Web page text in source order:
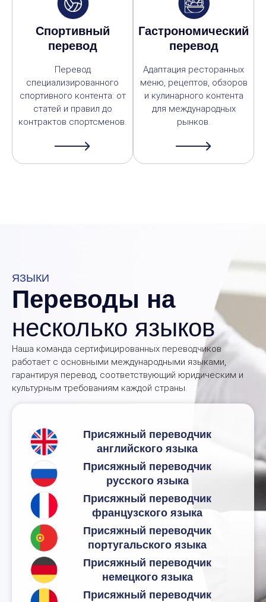
Спортивный
перевод
Перевод
специализированного
спортивного контента: от
статей и правил до
контрактов спортсменов.
Гастрономический
перевод
Адаптация ресторанных
меню, рецептов, обзоров
и кулинарного контента
для международных
рынков.
ЯЗЫКИ
Переводы на
несколько языков
Наша команда сертифицированных переводчиков
работает с основными международными языками,
гарантируя перевод, соответствующий юридическим и
культурным требованиям каждой страны.
Присяжный переводчик
английского языка
Присяжный переводчик
русского языка
Присяжный переводчик
французского языка
Присяжный переводчик
португальского языка
Присяжный переводчик
немецкого языка
Присяжный переводчик